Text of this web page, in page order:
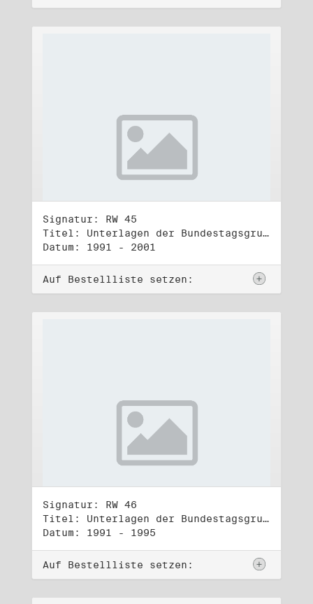
Signatur: RW 45
Titel: Unterlagen der Bundestagsgruppe und -fraktion Bündnis 90/Die Grünen (1)
Datum: 1991 - 2001
Auf Bestellliste setzen:
Signatur: RW 46
Titel: Unterlagen der Bundestagsgruppe und -fraktion Bündnis 90/Die Grünen (2)
Datum: 1991 - 1995
Auf Bestellliste setzen: